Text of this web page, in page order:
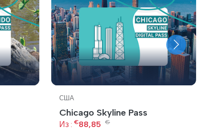
США
Chicago Skyline Pass
Из : €88,85 €